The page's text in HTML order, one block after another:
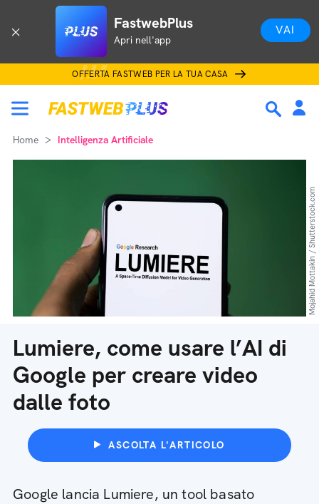
FastwebPlus
Apri nell'app
VAI
OFFERTA FASTWEB PER LA TUA CASA
Home Intelligenza Artificiale
Lumiere, come usare l’AI di
Google per creare video
dalle foto
ASCOLTA L'ARTICOLO
Google lancia Lumiere, un tool basato
Mojahid Mottakin / Shutterstock.com